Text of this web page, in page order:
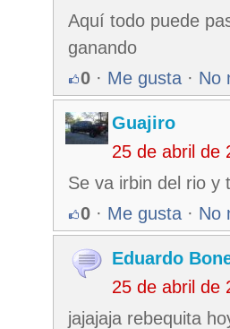
Aquí todo puede
ganando
0 · Me gusta · No
Guajiro
25 de abril de
Se va irbin del rio y
0 · Me gusta · No
Eduardo
25 de abril de
jajajaja rebequita